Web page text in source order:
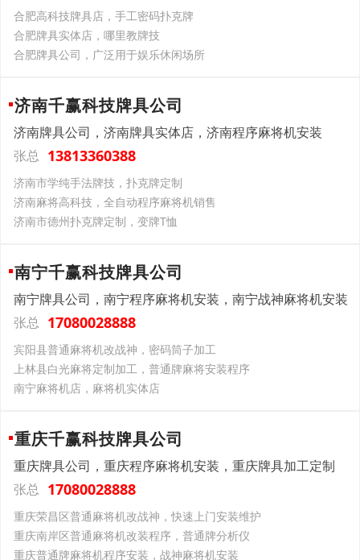
合肥高科技牌具店，手工密码扑克牌
合肥牌具实体店，哪里教牌技
合肥牌具公司，广泛用于娱乐休闲场所
济南千赢科技牌具公司
济南牌具公司，济南牌具实体店，济南程序麻将机安装
张总 13813360388
济南市学纯手法牌技，扑克牌定制
济南麻将高科技，全自动程序麻将机销售
济南市德州扑克牌定制，变牌T恤
南宁千赢科技牌具公司
南宁牌具公司，南宁程序麻将机安装，南宁战神麻将机安装
张总 17080028888
宾阳县普通麻将机改战神，密码筒子加工
上林县白光麻将定制加工，普通牌麻将安装程序
南宁麻将机店，麻将机实体店
重庆千赢科技牌具公司
重庆牌具公司，重庆程序麻将机安装，重庆牌具加工定制
张总 17080028888
重庆荣昌区普通麻将机改战神，快速上门安装维护
重庆南岸区普通麻将机改装程序，普通牌分析仪
重庆普通牌麻将机程序安装，战神麻将机安装